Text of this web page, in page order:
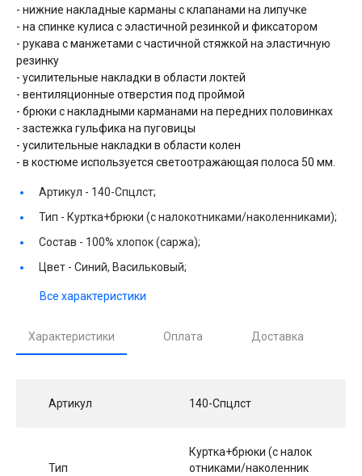
- нижние накладные карманы с клапанами на липучке
- на спинке кулиса с эластичной резинкой и фиксатором
- рукава с манжетами с частичной стяжкой на эластичную
резинку
- усилительные накладки в области локтей
- вентиляционные отверстия под проймой
- брюки с накладными карманами на передних половинках
- застежка гульфика на пуговицы
- усилительные накладки в области колен
- в костюме используется светоотражающая полоса 50 мм.
Артикул - 140-Спцлст;
Тип - Куртка+брюки (с налокотниками/наколенниками);
Состав - 100% хлопок (саржа);
Цвет - Синий, Васильковый;
Все характеристики
Характеристики Оплата Доставка
Артикул 140-Спцлст
Тип
Куртка+брюки (с налок
отниками/наколенник